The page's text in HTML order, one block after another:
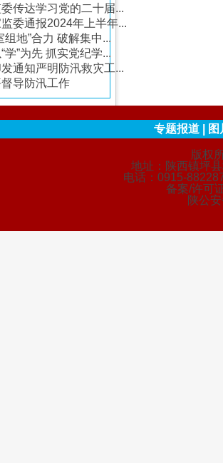
传达学习党的二十届...
委通报2024年上半年...
组地”合力 破解集中...
学”为先 抓实党纪学...
通知严明防汛救灾工...
导防汛工作
专题报道
版权
地址：陕西镇坪
电话：0915-
备案/许可
陕公